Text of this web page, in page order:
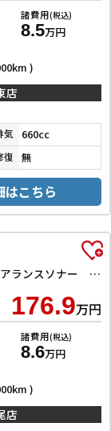
諸費用(税込)
8.5万円
)
店
気 660cc
復 無
はこちら
ハイブリッドXZ 両側電動スライドドア クリアランスソナー オートクルーズコントロール レーンアシスト 衝突被害軽減システム オートライト LEDヘッドランプ ヘッドライトウォッシャー スマートキー
176.9万円
諸費用(税込)
8.6万円
)
店